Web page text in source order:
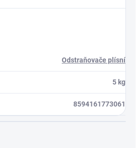
Odstraňovače plísní
5 kg
8594161773061